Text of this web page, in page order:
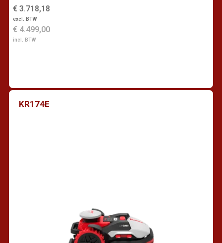
€ 3.718,18
excl. BTW
€ 4.499,00
incl. BTW
KR174E